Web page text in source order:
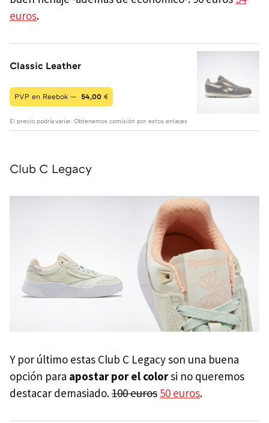
euros.
Classic Leather
PVP en Reebok — 54,00 €
El precio podría variar. Obtenemos comisión por estos enlaces
Club C Legacy
Y por último estas Club C Legacy son una buena
opción para apostar por el colorsi no queremos
destacar demasiado.100 euros 50 euros.